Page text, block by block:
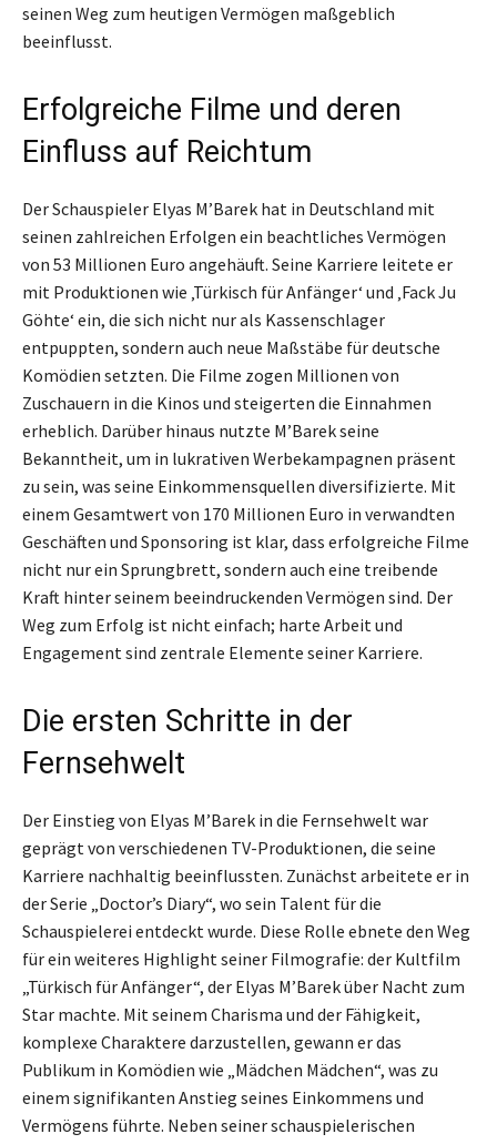
seinen Weg zum heutigen Vermögen maßgeblich
beeinflusst.
Erfolgreiche Filme und deren
Einfluss auf Reichtum
Der Schauspieler Elyas M’Barek hat in Deutschland mit
seinen zahlreichen Erfolgen ein beachtliches Vermögen
von 53 Millionen Euro angehäuft. Seine Karriere leitete er
mit Produktionen wie ‚Türkisch für Anfänger‘ und ‚Fack Ju
Göhte‘ ein, die sich nicht nur als Kassenschlager
entpuppten, sondern auch neue Maßstäbe für deutsche
Komödien setzten. Die Filme zogen Millionen von
Zuschauern in die Kinos und steigerten die Einnahmen
erheblich. Darüber hinaus nutzte M’Barek seine
Bekanntheit, um in lukrativen Werbekampagnen präsent
zu sein, was seine Einkommensquellen diversifizierte. Mit
einem Gesamtwert von 170 Millionen Euro in verwandten
Geschäften und Sponsoring ist klar, dass erfolgreiche Filme
nicht nur ein Sprungbrett, sondern auch eine treibende
Kraft hinter seinem beeindruckenden Vermögen sind. Der
Weg zum Erfolg ist nicht einfach; harte Arbeit und
Engagement sind zentrale Elemente seiner Karriere.
Die ersten Schritte in der
Fernsehwelt
Der Einstieg von Elyas M’Barek in die Fernsehwelt war
geprägt von verschiedenen TV-Produktionen, die seine
Karriere nachhaltig beeinflussten. Zunächst arbeitete er in
der Serie „Doctor’s Diary“, wo sein Talent für die
Schauspielerei entdeckt wurde. Diese Rolle ebnete den Weg
für ein weiteres Highlight seiner Filmografie: der Kultfilm
„Türkisch für Anfänger“, der Elyas M’Barek über Nacht zum
Star machte. Mit seinem Charisma und der Fähigkeit,
komplexe Charaktere darzustellen, gewann er das
Publikum in Komödien wie „Mädchen Mädchen“, was zu
einem signifikanten Anstieg seines Einkommens und
Vermögens führte. Neben seiner schauspielerischen